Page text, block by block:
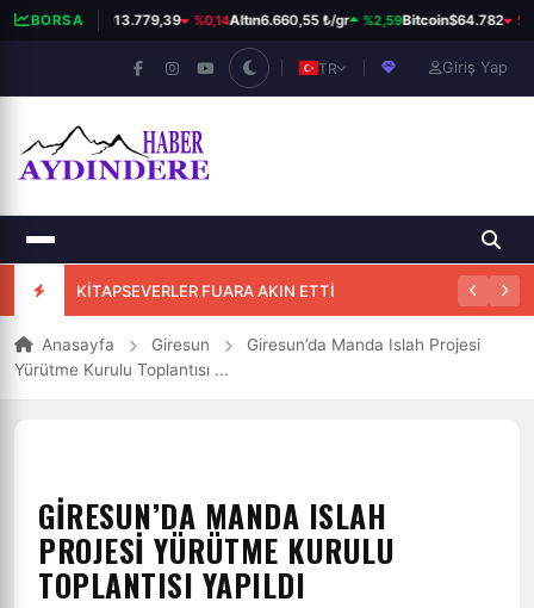
BORSA
BIST 100 13.779,39 %0,14Altın6.660,55 ₺/gr %2,59Bitcoin$64.782
TR Giriş Yap
KİTAPSEVERLER FUARA AKIN ETTİ
25. HİKMET OKUYAR ÖDÜLLÜ ŞİİR YARIŞMASI
Anasayfa Giresun
Giresun’da Manda Islah Projesi
Yürütme Kurulu Toplantısı ...
GIRESUN’DA MANDA ISLAH
PROJESI YÜRÜTME KURULU
TOPLANTISI YAPILDI